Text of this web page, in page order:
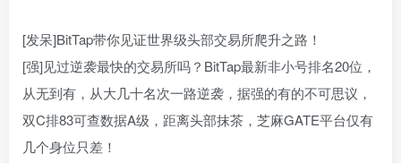
[发呆]BitTap带你见证世界级头部交易所爬升之路！
[强]见过逆袭最快的交易所吗？BitTap最新非小号排名20位，
从无到有，从大几十名次一路逆袭，据强的有的不可思议，
双C排83可查数据A级，距离头部抹茶，芝麻GATE平台仅有
几个身位只差！